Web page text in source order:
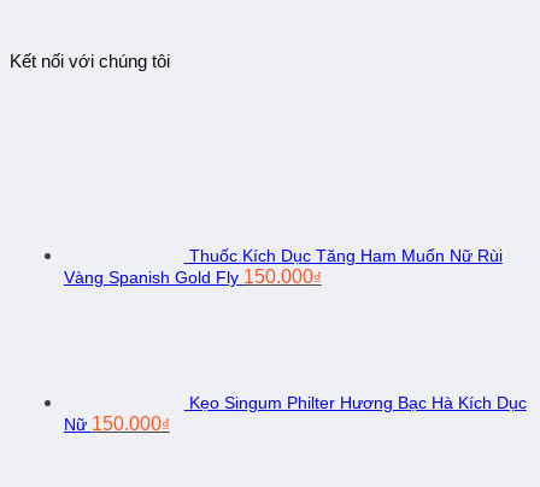
Kết nối với chúng tôi
Thuốc Kích Dục Tăng Ham Muốn Nữ Rùi
Vàng Spanish Gold Fly Giá
150.000₫Giá
Kẹo Singum Philter Hương Bạc Hà Kích Dục
Nữ Giá
150.000₫Giá